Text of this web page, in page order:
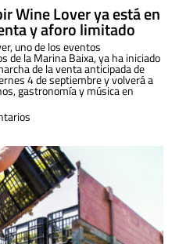
Wine Lover ya está en
y aforo limitado
uno de los eventos
de la Marina Baixa, ya ha iniciado
de la venta anticipada de
4 de septiembre y volverá a
gastronomía y música en